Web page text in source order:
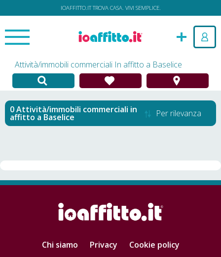
IOAFFITTO.IT TROVA CASA. VIVI SEMPLICE.
Attività/immobili commerciali In affitto a Baselice
Attività/immobili commerciali in
affitto a Baselice Per rilevanza
Chi siamo Privacy
Cookie policy